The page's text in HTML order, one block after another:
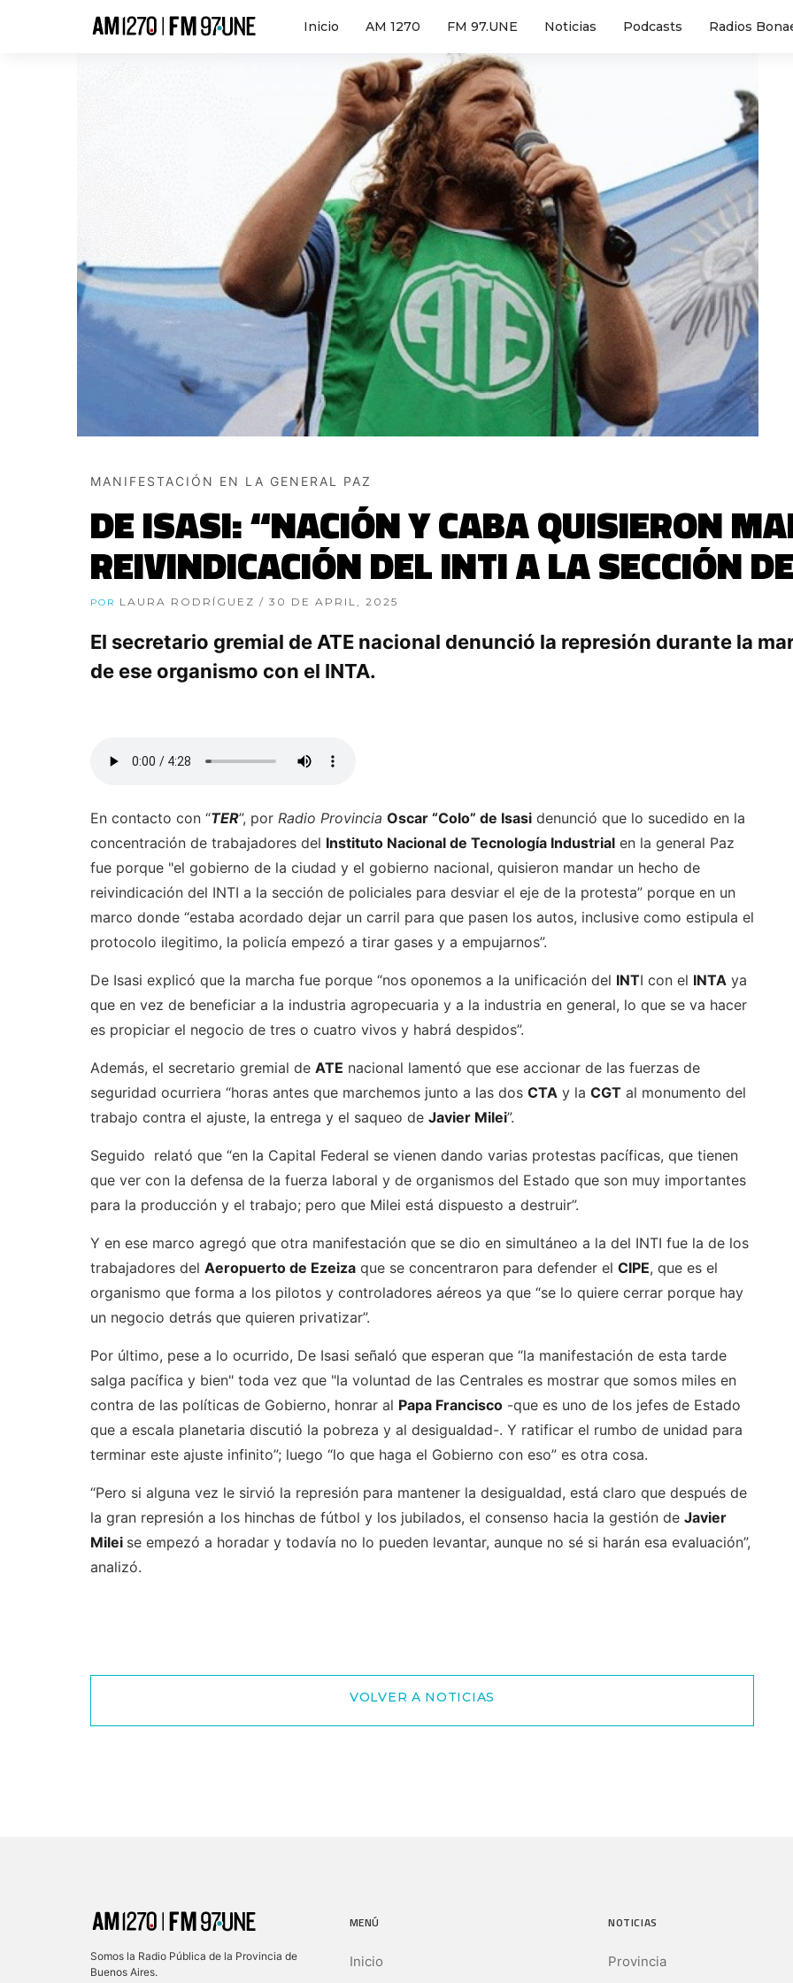
Inicio AM 1270 FM 97.UNE Noticias Podcasts Radios
MANIFESTACIÓN EN LA GENERAL PAZ
DE ISASI: “NACIÓN Y CABA QUISIERON
REIVINDICACIÓN DEL INTI A LA SECCIÓN
POR LAURA RODRÍGUEZ / 30 DE APRIL, 2025
El secretario gremial de ATE nacional denunció la represión durante la
de ese organismo con el INTA.
En contacto con “TER”, por Radio Provincia Oscar “Colo” de Isasi denunció que lo sucedido en la
concentración de trabajadores del Instituto Nacional de Tecnología Industrial en la general Paz
fue porque "el gobierno de la ciudad y el gobierno nacional, quisieron mandar un hecho de
reivindicación del INTI a la sección de policiales para desviar el eje de la protesta” porque en un
marco donde “estaba acordado dejar un carril para que pasen los autos, inclusive como estipula el
protocolo ilegitimo, la policía empezó a tirar gases y a empujarnos”.
De Isasi explicó que la marcha fue porque “nos oponemos a la unificación del INTI con el INTA ya
que en vez de beneficiar a la industria agropecuaria y a la industria en general, lo que se va hacer
es propiciar el negocio de tres o cuatro vivos y habrá despidos”.
Además, el secretario gremial de ATE nacional lamentó que ese accionar de las fuerzas de
seguridad ocurriera “horas antes que marchemos junto a las dos CTA y la CGT al monumento del
trabajo contra el ajuste, la entrega y el saqueo de Javier Milei”.
Seguido relató que “en la Capital Federal se vienen dando varias protestas pacíficas, que tienen
que ver con la defensa de la fuerza laboral y de organismos del Estado que son muy importantes
para la producción y el trabajo; pero que Milei está dispuesto a destruir”.
Y en ese marco agregó que otra manifestación que se dio en simultáneo a la del INTI fue la de los
trabajadores del Aeropuerto de Ezeiza que se concentraron para defender el CIPE, que es el
organismo que forma a los pilotos y controladores aéreos ya que “se lo quiere cerrar porque hay
un negocio detrás que quieren privatizar”.
Por último, pese a lo ocurrido, De Isasi señaló que esperan que “la manifestación de esta tarde
salga pacífica y bien" toda vez que "la voluntad de las Centrales es mostrar que somos miles en
contra de las políticas de Gobierno, honrar al Papa Francisco -que es uno de los jefes de Estado
que a escala planetaria discutió la pobreza y al desigualdad-. Y ratificar el rumbo de unidad para
terminar este ajuste infinito”; luego “lo que haga el Gobierno con eso” es otra cosa.
“Pero si alguna vez le sirvió la represión para mantener la desigualdad, está claro que después de
la gran represión a los hinchas de fútbol y los jubilados, el consenso hacia la gestión de Javier
Milei se empezó a horadar y todavía no lo pueden levantar, aunque no sé si harán esa evaluación”,
analizó.
VOLVER A NOTICIAS
Somos la Radio Pública de la Provincia de
Buenos Aires.
MENÚ
Inicio
NOTICIAS
Provincia